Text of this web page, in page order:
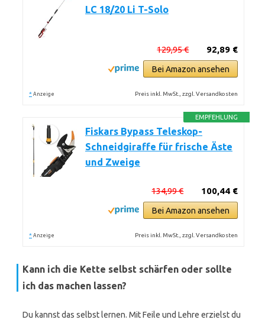
LC 18/20 Li T-Solo
92,89 €
129,95 €
Bei Amazon ansehen
* Anzeige Preis inkl. MwSt., zzgl. Versandkosten
EMPFEHLUNG
Fiskars Bypass Teleskop-
Schneidgiraffe für frische Äste
und Zweige
100,44 €
134,99 €
Bei Amazon ansehen
* Anzeige Preis inkl. MwSt., zzgl. Versandkosten
Kann ich die Kette selbst schärfen oder sollte
ich das machen lassen?
Du kannst das selbst lernen. Mit Feile und Lehre erzielst du